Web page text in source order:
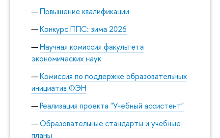
Повышение квалификации
Конкурс ППС: зима 2026
Научная комиссия факультета
экономических наук
Комиссия по поддержке образовательных
инициатив ФЭН
Реализация проекта "Учебный ассистент"
Образовательные стандарты и учебные
планы